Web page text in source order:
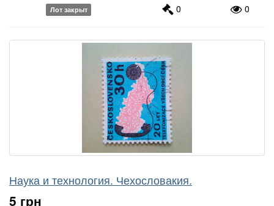
Лот закрыт 0 0
Наука и технология. Чехословакия.
5 грн